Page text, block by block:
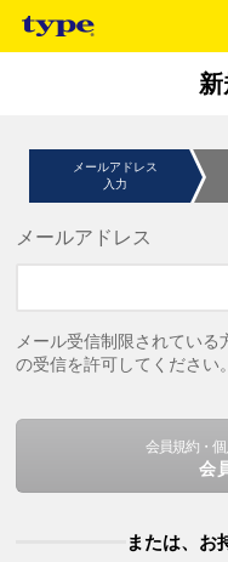
メールアドレス
入力
メールアドレス
メール受信制限されてい
の受信を許可してください。
会員規約・
会
または、お